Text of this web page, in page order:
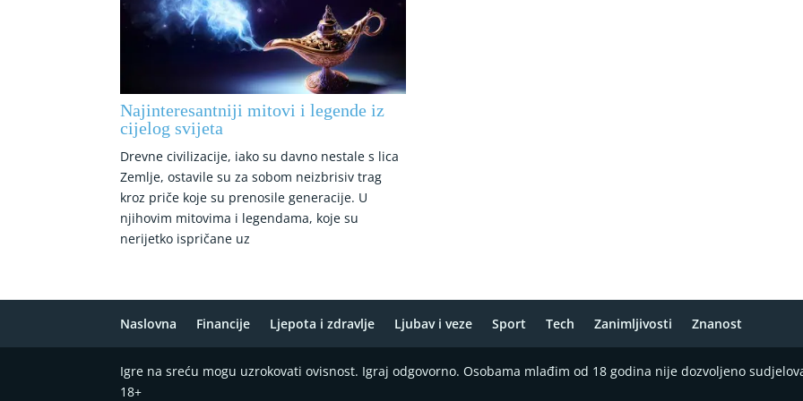
Najinteresantniji mitovi i legende iz
cijelog svijeta
Drevne civilizacije, iako su davno nestale s lica
Zemlje, ostavile su za sobom neizbrisiv trag
kroz priče koje su prenosile generacije. U
njihovim mitovima i legendama, koje su
nerijetko ispričane uz
Naslovna Financije Ljepota i zdravlje Ljubav i veze Sport Tech Zanimljivosti Znanost
Igre na sreću mogu uzrokovati ovisnost. Igraj odgovorno. Osobama mlađim od 18 godina nije dozvoljeno
18+